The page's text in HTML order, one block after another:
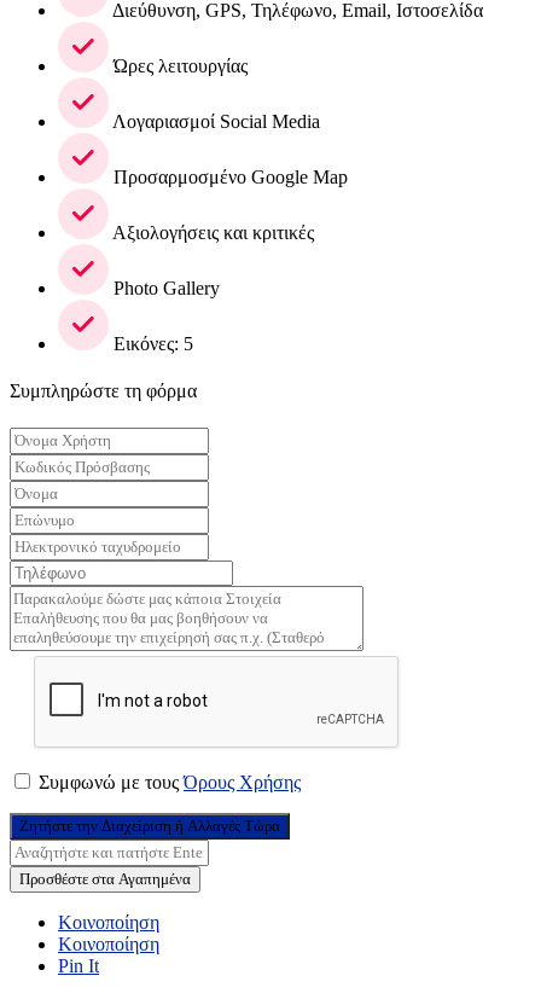
Διεύθυνση, GPS, Τηλέφωνο, Email, Ιστοσελίδα
Ώρες λειτουργίας
Λογαριασμοί Social Media
Προσαρμοσμένο Google Map
Αξιολογήσεις και κριτικές
Photo Gallery
Εικόνες: 5
Συμπληρώστε τη φόρμα
Συμφωνώ με τουςΌρους Χρήσης
Ζητήστε την Διαχείριση ή Αλλαγές Τώρα
Προσθέστε στα Αγαπημένα
Κοινοποίηση
Κοινοποίηση
Pin It